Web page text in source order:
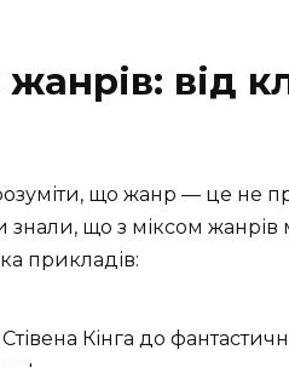
жанрів: від
що жанр — це не
знали, що з міксом
прикладів:
Стівена Кінга до